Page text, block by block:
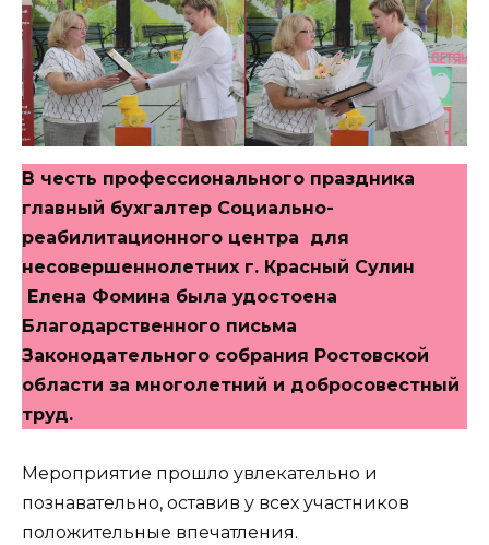
В честь профессионального праздника
главный бухгалтер Социально-
реабилитационного центра для
несовершеннолетних г. Красный Сулин
Елена Фомина была удостоена
Благодарственного письма
Законодательного собрания Ростовской
области за многолетний и добросовестный
труд.
Мероприятие прошло увлекательно и
познавательно, оставив у всех участников
положительные впечатления.